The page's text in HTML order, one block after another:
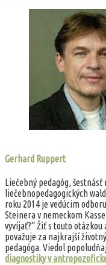
Gerhard Ruppert
Liečebný pedagóg,
liečebnopedagogických
roku 2014 je vedúcim
Steinera v nemeckom
vyvíjať?“ Žiť s touto
považuje za najkrajší
pedagóga. Viedol
diagnostiky v